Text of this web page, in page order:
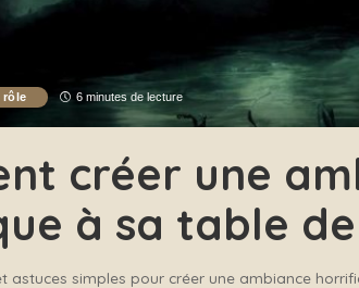
rôle 6 minutes de lecture
créer une
à sa table de
astuces simples pour créer une ambiance